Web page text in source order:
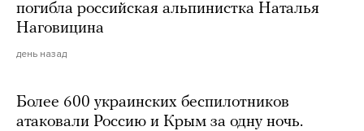
погибла российская альпинистка Наталья
Наговицина
день назад
Более 600 украинских беспилотников
атаковали Россию и Крым за одну ночь.